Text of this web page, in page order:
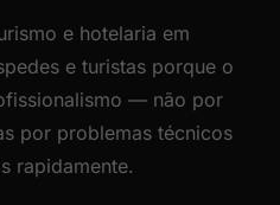
e hotelaria em
e turistas porque o
— não por
por problemas técnicos
rapidamente.